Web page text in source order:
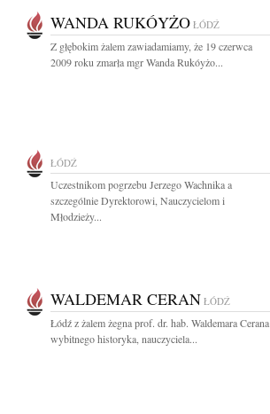
WANDA RUKÓYŻO ŁÓDŹ
Z głębokim żalem zawiadamiamy, że 19 czerwca
2009 roku zmarła mgr Wanda Rukóyżo...
ŁÓDŹ
Uczestnikom pogrzebu Jerzego Wachnika a
szczególnie Dyrektorowi, Nauczycielom i
Młodzieży...
WALDEMAR CERAN ŁÓDŹ
Łódź z żalem żegna prof. dr. hab. Waldemara Cerana
wybitnego historyka, nauczyciela...